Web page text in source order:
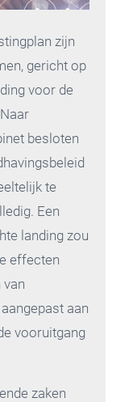
zijn
gericht op
voor de
besloten
te
Een
landing zou
effecten
van
aan
vooruitgang
zaken